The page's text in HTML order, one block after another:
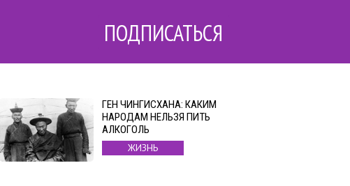
ПОДПИСАТЬСЯ
ГЕН ЧИНГИСХАНА: КАКИМ
НАРОДАМ НЕЛЬЗЯ ПИТЬ
АЛКОГОЛЬ
ЖИЗНЬ